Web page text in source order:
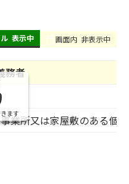
表示中 画面内 非表示中
務者
業所又は家屋敷のある個人
ます